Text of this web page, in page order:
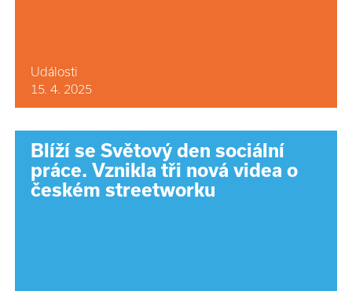
Události
15. 4. 2025
Blíží se Světový den sociální
práce. Vznikla tři nová videa o
českém streetworku